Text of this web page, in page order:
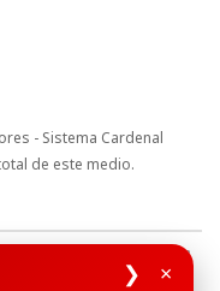
❯ ×
- Sistema Cardenal
de este medio.
y Propiedad Intelectual
Tratamiento de Datos